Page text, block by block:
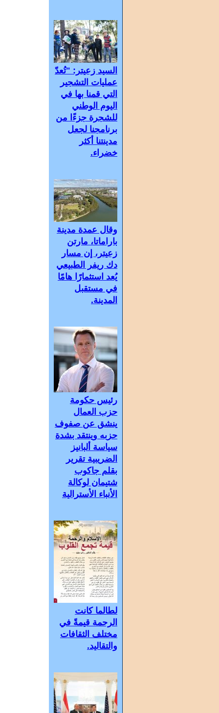
السيد زعيتر: "تُعدّ
عمليات التشجير
التي قمنا بها في
اليوم الوطني
للشجرة جزءًا من
برنامجنا لجعل
مدينتنا أكثر
خضراء.
وقال عمدة مدينة
باراماتا، مارتن
زعيتر، إن مسار
دك ريفر الطبيعي
يُعد استثمارًا هامًا
في مستقبل
المدينة.
رئيس حكومة
حزب العمال
ينشق عن صفوف
حزبه وينتقد بشدة
سياسة ألبانيز
الضريبية تقرير
بقلم جاكوب
شتيمان لوكالة
الأنباء الأسترالية
لطالما كانت
الرحمة قيمةً في
مختلف الثقافات
والتقاليد.